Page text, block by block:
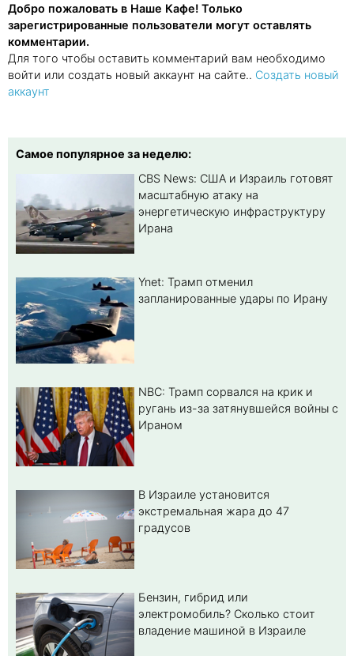
Добро пожаловать в Наше Кафе! Только
зарегистрированные пользователи могут оставлять
комментарии.
Для того чтобы оставить комментарий вам необходимо
войти или создать новый аккаунт на сайте.. Создать новый
аккаунт
Самое популярное за неделю:
CBS News: США и Израиль готовят
масштабную атаку на
энергетическую инфраструктуру
Ирана
Ynet: Трамп отменил
запланированные удары по Ирану
NBC: Трамп сорвался на крик и
ругань из-за затянувшейся войны с
Ираном
В Израиле установится
экстремальная жара до 47
градусов
Бензин, гибрид или
электромобиль? Cколько стоит
владение машиной в Израиле